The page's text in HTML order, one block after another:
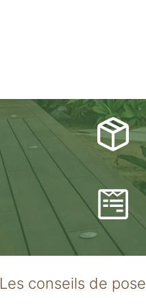
Les conseils de pose